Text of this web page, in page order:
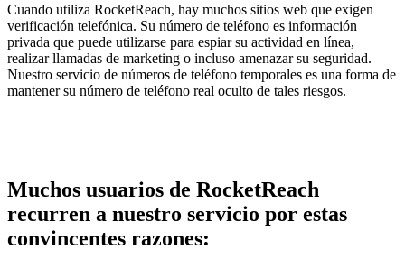
Cuando utiliza RocketReach, hay muchos sitios web que exigen
verificación telefónica. Su número de teléfono es información
privada que puede utilizarse para espiar su actividad en línea,
realizar llamadas de marketing o incluso amenazar su seguridad.
Nuestro servicio de números de teléfono temporales es una forma de
mantener su número de teléfono real oculto de tales riesgos.
Muchos usuarios de RocketReach
recurren a nuestro servicio por estas
convincentes razones: